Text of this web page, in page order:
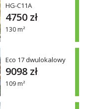
HG-C11A
130 m²
4750 zł
Eco 17 dwulokalowy
109 m²
9098 zł